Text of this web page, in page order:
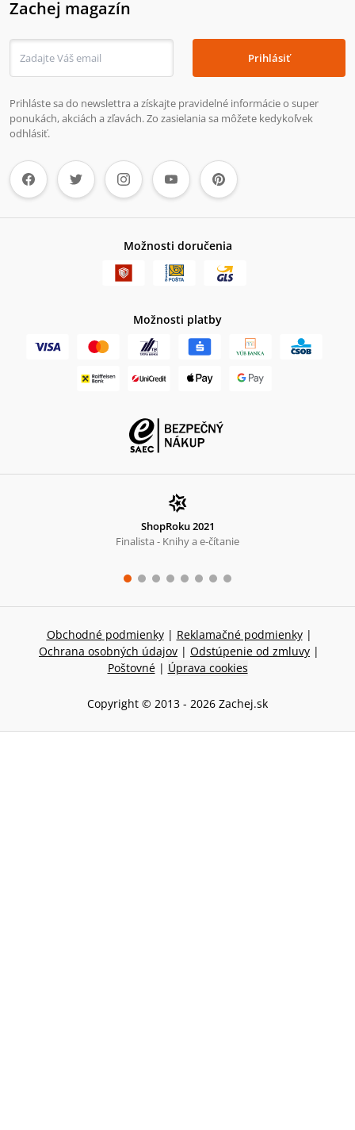
Zachej magazín
Prihlásiť
Prihláste sa do newslettra a získajte pravidelné informácie o super
ponukách, akciách a zľavách. Zo zasielania sa môžete kedykoľvek
odhlásiť.
Možnosti doručenia
Možnosti platby
ShopRoku 2021
Finalista - Knihy a e-čítanie
Obchodné podmienky | Reklamačné podmienky |
Ochrana osobných údajov | Odstúpenie od zmluvy |
Poštovné | Úprava cookies
Copyright © 2013 - 2026 Zachej.sk